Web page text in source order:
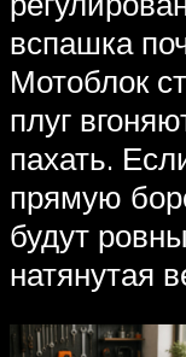
вспашка
Мотоблок
плуг
пахать.
прямую
будут
натянутая